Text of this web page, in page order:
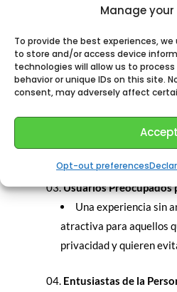
Manage
To provide the best experiences,
to store and/or access device
technologies will allow us to
behavior or unique IDs on this site.
consent, may adversely affect
Accept
Opt-out preferences
Uso Empresarial y
Para empresas y
de Telegram para la
voz a texto y los límites
pueden mejorar la
Usuarios Preocupados
Una experiencia sin
atractiva para aquellos
privacidad y quieren
Entusiastas de la